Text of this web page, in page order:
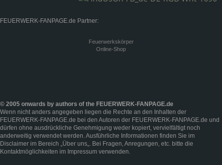
FEUERWERK-FANPAGE.de Partner:
Feuerwerkskörper
Online-Shop
© 2005 onwards by authors of the FEUERWERK-FANPAGE.de
Wenn nicht anders angegeben liegen die Rechte an den Inhalten der
FEUERWERK-FANPAGE.de bei den Autoren der FEUERWERK-FANPAGE.de und
dürfen ohne ausdrückliche Genehmigung weder kopiert, vervielfältigt noch
anderweitig verwendet werden. Ausführliche Informationen finden Sie im
Disclaimer im Bereich „ Über uns „. Bei Fragen, Anregungen, etc. bitte die
Kontaktmöglichkeiten im Impressum verwenden.